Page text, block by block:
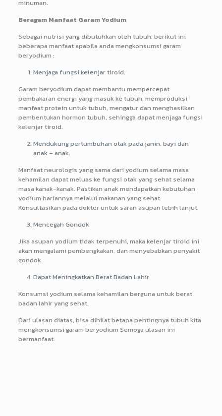
minuman.
Beragam Manfaat Garam Yodium
Sebagai nutrisi yang dibutuhkan oleh tubuh, berikut ini
beberapa manfaat apabila anda mengkonsumsi garam
beryodium :
Menjaga fungsi kelenjar tiroid.
Garam beryodium dapat membantu mempercepat
pembakaran energi yang masuk ke tubuh, memproduksi
manfaat protein untuk tubuh, mengatur dan menghasilkan
pembentukan hormon tubuh, sehingga dapat menjaga fungsi
kelenjar tiroid.
Mendukung pertumbuhan otak pada janin, bayi dan
anak – anak.
Manfaat neurologis yang sama dari yodium selama masa
kehamilan dapat meluas ke fungsi otak yang sehat selama
masa kanak-kanak. Pastikan anak mendapatkan kebutuhan
yodium hariannya melalui makanan yang sehat.
Konsultasikan pada dokter untuk saran asupan lebih lanjut.
Mencegah Gondok
Jika asupan yodium tidak terpenuhi, maka kelenjar tiroid ini
akan mengalami pembengkakan, dan menyebabkan penyakit
gondok.
Dapat Meningkatkan Berat Badan Lahir
Konsumsi yodium selama kehamilan berguna untuk berat
badan lahir yang sehat.
Dari ulasan diatas, bisa dihilat betapa pentingnya tubuh kita
mengkonsumsi garam beryodium Semoga ulasan ini
bermanfaat.